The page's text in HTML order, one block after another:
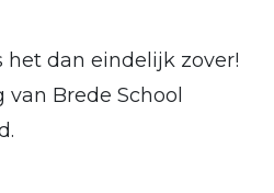
het dan eindelijk zover!
Brede School